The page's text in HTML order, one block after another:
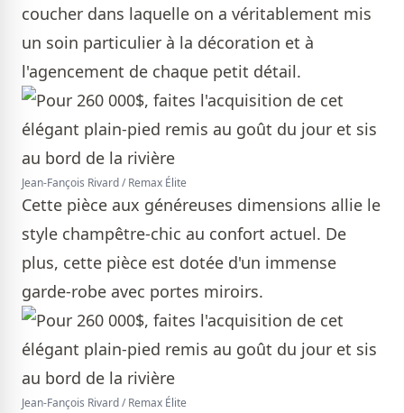
coucher dans laquelle on a véritablement mis
un soin particulier à la décoration et à
l'agencement de chaque petit détail.
Jean-Fançois Rivard / Remax Élite
Cette pièce aux généreuses dimensions allie le
style champêtre-chic au confort actuel. De
plus, cette pièce est dotée d'un immense
garde-robe avec portes miroirs.
Jean-Fançois Rivard / Remax Élite